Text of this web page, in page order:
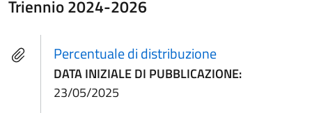
Triennio 2024-2026
Percentuale di distribuzione
DATA INIZIALE DI PUBBLICAZIONE:
23/05/2025